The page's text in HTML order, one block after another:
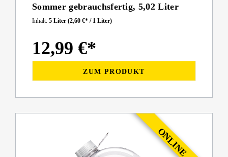
Sommer gebrauchsfertig, 5,02 Liter
Inhalt: 5 Liter (2,60 €* / 1 Liter)
12,99 €*
ZUM PRODUKT